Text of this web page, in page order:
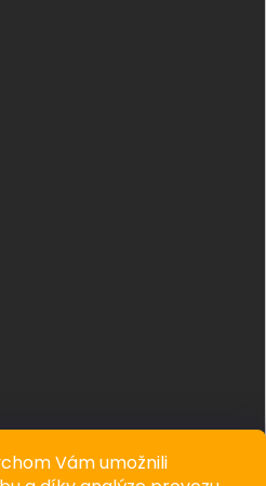
Vám umožnili